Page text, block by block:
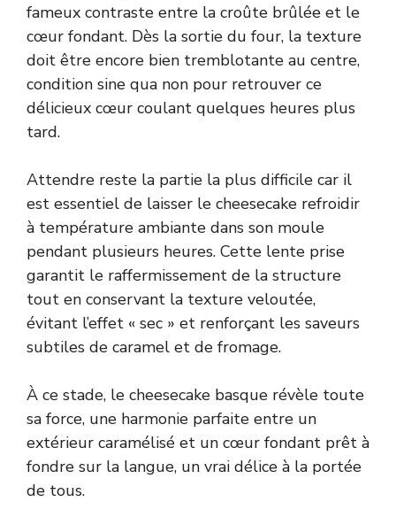
fameux contraste entre la croûte brûlée et le
cœur fondant. Dès la sortie du four, la texture
doit être encore bien tremblotante au centre,
condition sine qua non pour retrouver ce
délicieux cœur coulant quelques heures plus
tard.
Attendre reste la partie la plus difficile car il
est essentiel de laisser le cheesecake refroidir
à température ambiante dans son moule
pendant plusieurs heures. Cette lente prise
garantit le raffermissement de la structure
tout en conservant la texture veloutée,
évitant l’effet « sec » et renforçant les saveurs
subtiles de caramel et de fromage.
À ce stade, le cheesecake basque révèle toute
sa force, une harmonie parfaite entre un
extérieur caramélisé et un cœur fondant prêt à
fondre sur la langue, un vrai délice à la portée
de tous.